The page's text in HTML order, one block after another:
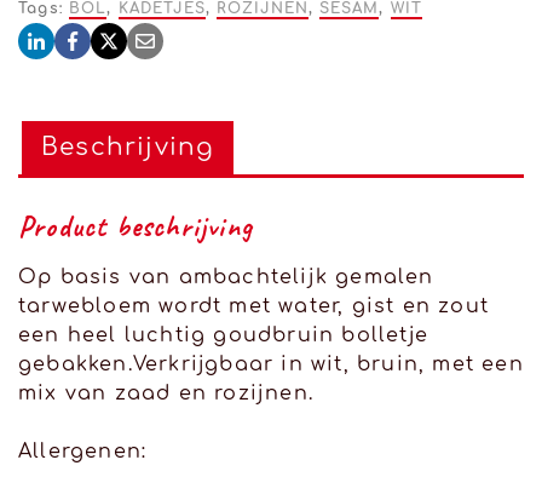
Tags: BOL, KADETJES, ROZIJNEN, SESAM, WIT
Beschrijving
Product beschrijving
Op basis van ambachtelijk gemalen
tarwebloem wordt met water, gist en zout
een heel luchtig goudbruin bolletje
gebakken.Verkrijgbaar in wit, bruin, met een
mix van zaad en rozijnen.
Allergenen: